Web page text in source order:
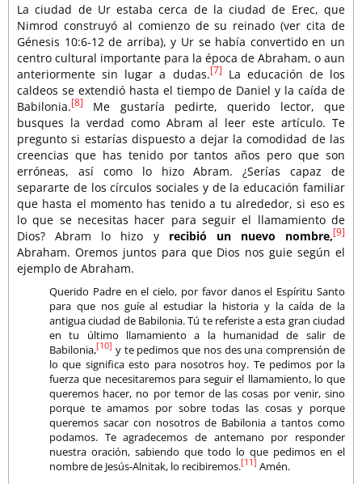
La ciudad de Ur estaba cerca de la ciudad de Erec, que
Nimrod construyó al comienzo de su reinado (ver cita de
Génesis 10:6-12 de arriba), y Ur se había convertido en un
centro cultural importante para la época de Abraham, o aun
anteriormente sin lugar a dudas.[7]
La educación de los
caldeos se extendió hasta el tiempo de Daniel y la caída de
Babilonia.[8]
Me gustaría pedirte, querido lector, que
busques la verdad como Abram al leer este artículo. Te
pregunto si estarías dispuesto a dejar la comodidad de las
creencias que has tenido por tantos años pero que son
erróneas, así como lo hizo Abram. ¿Serías capaz de
separarte de los círculos sociales y de la educación familiar
que hasta el momento has tenido a tu alrededor, si eso es
lo que se necesitas hacer para seguir el llamamiento de
Dios? Abram lo hizo y recibió un nuevo nombre,[9]
Abraham. Oremos juntos para que Dios nos guie según el
ejemplo de Abraham.
Querido Padre en el cielo, por favor danos el Espíritu Santo
para que nos guíe al estudiar la historia y la caída de la
antigua ciudad de Babilonia. Tú te referiste a esta gran ciudad
en tu último llamamiento a la humanidad de salir de
Babilonia,[10] y te pedimos que nos des una comprensión de
lo que significa esto para nosotros hoy. Te pedimos por la
fuerza que necesitaremos para seguir el llamamiento, lo que
queremos hacer, no por temor de las cosas por venir, sino
porque te amamos por sobre todas las cosas y porque
queremos sacar con nosotros de Babilonia a tantos como
podamos. Te agradecemos de antemano por responder
nuestra oración, sabiendo que todo lo que pedimos en el
nombre de Jesús-Alnitak, lo recibiremos.[11] Amén.